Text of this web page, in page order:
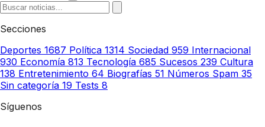
Secciones
Deportes 1687 Política 1314 Sociedad 959 Internacional
930 Economía 813 Tecnología 685 Sucesos 239 Cultura
138 Entretenimiento 64 Biografías 51 Números Spam 35
Sin categoría 19 Tests 8
Síguenos